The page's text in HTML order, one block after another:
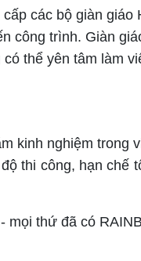
các bộ giàn giáo
công trình. Giàn
thể yên tâm làm
kinh nghiệm trong
thi công, hạn chế
thứ đã có